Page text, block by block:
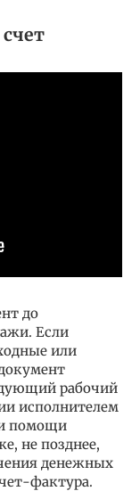
до
Если
или
рабочий
исполнителем
помощи
не позднее,
денежных
фактура.